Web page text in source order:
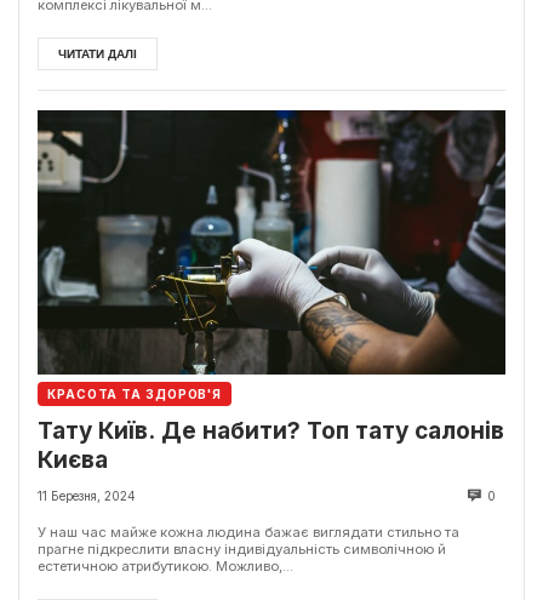
комплексі лікувальної м...
ЧИТАТИ ДАЛІ
КРАСОТА ТА ЗДОРОВ'Я
Тату Київ. Де набити? Топ тату салонів
Києва
11 Березня, 2024 0
У наш час майже кожна людина бажає виглядати стильно та
прагне підкреслити власну індивідуальність символічною й
естетичною атрибутикою. Можливо,...